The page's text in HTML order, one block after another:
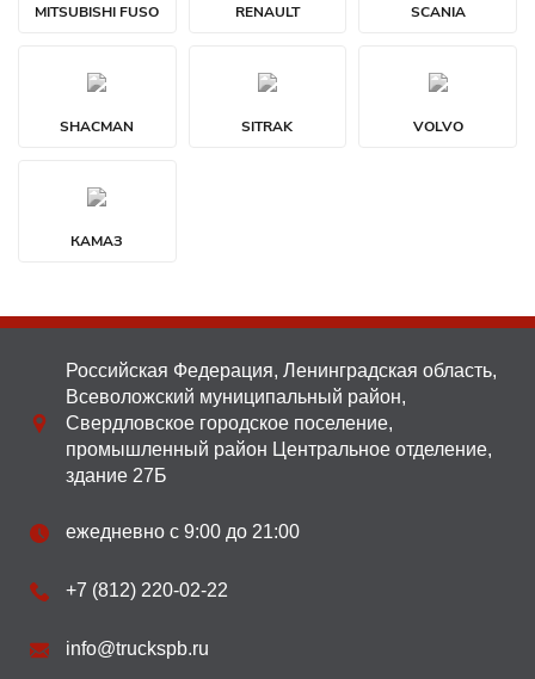
MITSUBISHI FUSO RENAULT SCANIA
SHACMAN SITRAK VOLVO
КАМАЗ
Российская Федерация, Ленинградская область,
Всеволожский муниципальный район,
Свердловское городское поселение,
промышленный район Центральное отделение,
здание 27Б
ежедневно с 9:00 до 21:00
+7 (812) 220-02-22
info@truckspb.ru